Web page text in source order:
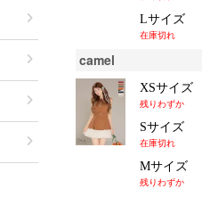
Lサイズ
在庫切れ
camel
XSサイズ
残りわずか
Sサイズ
在庫切れ
Mサイズ
残りわずか